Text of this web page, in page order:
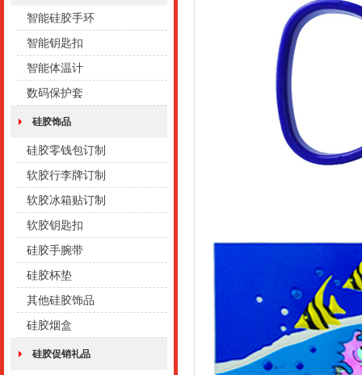
智能硅胶手环
智能钥匙扣
智能体温计
数码保护套
硅胶饰品
硅胶零钱包订制
软胶行李牌订制
软胶冰箱贴订制
软胶钥匙扣
硅胶手腕带
硅胶杯垫
其他硅胶饰品
硅胶烟盒
硅胶促销礼品